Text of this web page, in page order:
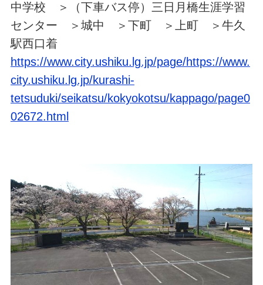
中学校 ＞（下車バス停）三日月橋生涯学習
センター ＞城中 ＞下町 ＞上町 ＞牛久
駅西口着
https://www.city.ushiku.lg.jp/page/https://www.
city.ushiku.lg.jp/kurashi-
tetsuduki/seikatsu/kokyokotsu/kappago/page0
02672.html